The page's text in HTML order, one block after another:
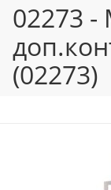
02273 -
(02273)